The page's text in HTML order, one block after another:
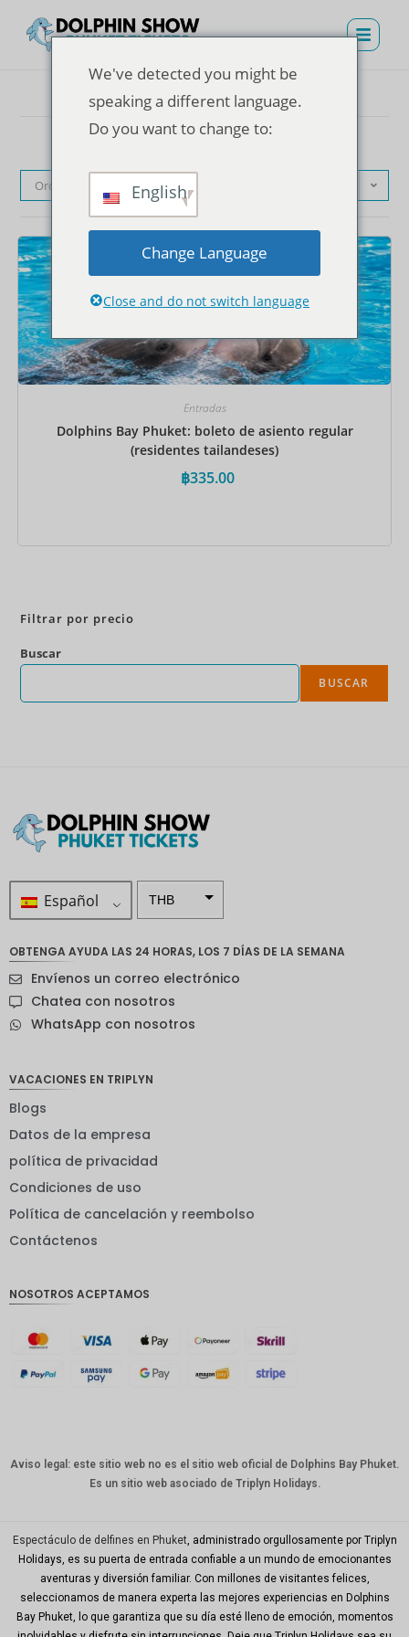
Orden predeterminado
Entradas
Dolphins Bay Phuket: boleto de asiento regular
(residentes tailandeses)
฿335.00
Filtrar por precio
Buscar
BUSCAR
Español THB
sueca
neozelan
Corona
EUR
IDR
franco
suizo
CANALL
no
Won
Año
Nuevo
Día
Mundial
del Golfo
OBTENGA AYUDA LAS 24 HORAS, LOS 7 DÍAS DE LA SEMANA
Envíenos un correo electrónico
Chatea con nosotros
WhatsApp con nosotros
VACACIONES EN TRIPLYN
Blogs
Datos de la empresa
política de privacidad
Condiciones de uso
Política de cancelación y reembolso
Contáctenos
NOSOTROS ACEPTAMOS
Aviso legal: este sitio web no es el sitio web oficial de Dolphins Bay Phuket.
Es un sitio web asociado de Triplyn Holidays.
Espectáculo de delfines en Phuket , administrado orgullosamente por Triplyn
Holidays, es su puerta de entrada confiable a un mundo de emocionantes
aventuras y diversión familiar. Con millones de visitantes felices,
seleccionamos de manera experta las mejores experiencias en Dolphins
Bay Phuket, lo que garantiza que su día esté lleno de emoción, momentos
We've detected you might be
speaking a different language.
Do you want to change to:
English
Change Language
Close and do not switch language